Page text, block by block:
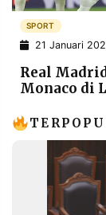
POLICY
INFORMASI
IKLAN
PENGADUAN
KAMI
SPORT
21 Januari
Real
Monaco di